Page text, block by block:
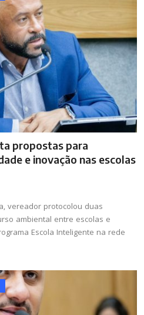
propostas para
e inovação nas escolas
vereador protocolou duas
ambiental entre escolas e
Escola Inteligente na rede